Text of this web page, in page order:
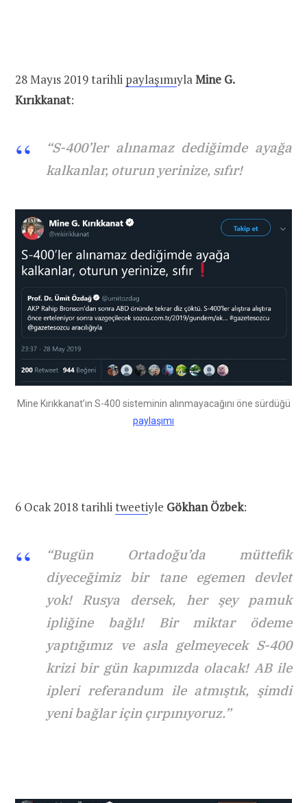
28 Mayıs 2019 tarihli paylaşımıylaMine G.
Kırıkkanat:
“S-400’ler alınamaz dediğimde ayağa
kalkanlar, oturun yerinize, sıfır!
Mine Kırıkkanat’ın S-400 sisteminin alınmayacağını öne sürdüğü
paylaşımı
6 Ocak 2018 tarihlitweetiyle Gökhan Özbek:
“Bugün Ortadoğu’da müttefik
diyeceğimiz bir tane egemen devlet
yok! Rusya dersek, her şey pamuk
ipliğine bağlı! Bir miktar ödeme
yaptığımız ve asla gelmeyecek S-400
krizi bir gün kapımızda olacak! AB ile
ipleri referandum ile atmıştık, şimdi
yeni bağlar için çırpınıyoruz.”